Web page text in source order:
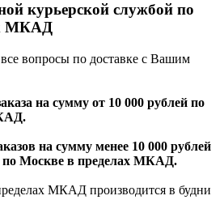
курьерской службой по
МКАД
вопросы по доставке с Вашим
на сумму от 10 000 рублей по
на сумму менее 10 000 рублей
по Москве в пределах МКАД.
МКАД производится в будни